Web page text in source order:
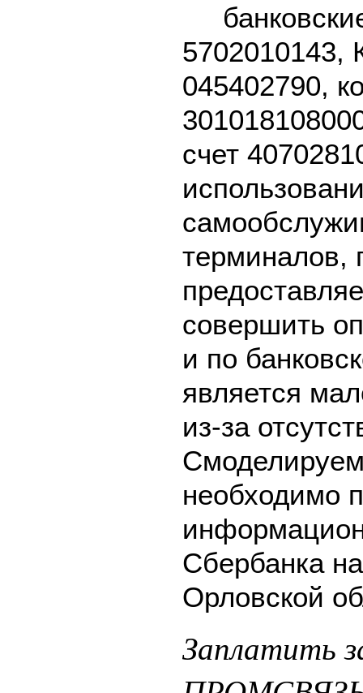
5702010143,
045402790,
счет
терминалов,
совершить
и по
является
из-за
необходимо
Сбербанка
Орловской
Заплатить